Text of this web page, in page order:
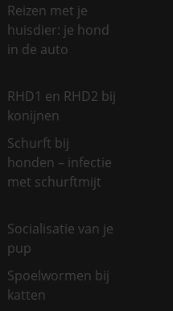
Reizen met je
huisdier: je hond
in de auto
RHD1 en RHD2 bij
konijnen
Schurft bij
honden – infectie
met schurftmijt
Socialisatie van je
pup
Spoelwormen bij
katten